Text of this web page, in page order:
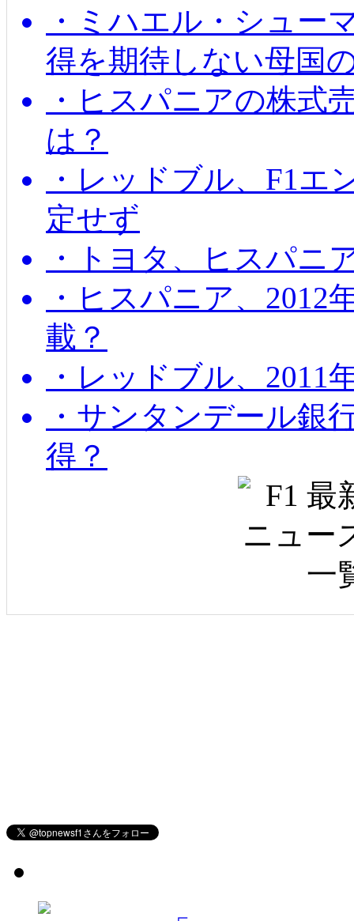
・ミハエル・シュー
得を期待しない母国
・ヒスパニアの株式
は？
・レッドブル、F1エ
定せず
・トヨタ、ヒスパニ
・ヒスパニア、2012
載？
・レッドブル、2011
・サンタンデール銀
得？